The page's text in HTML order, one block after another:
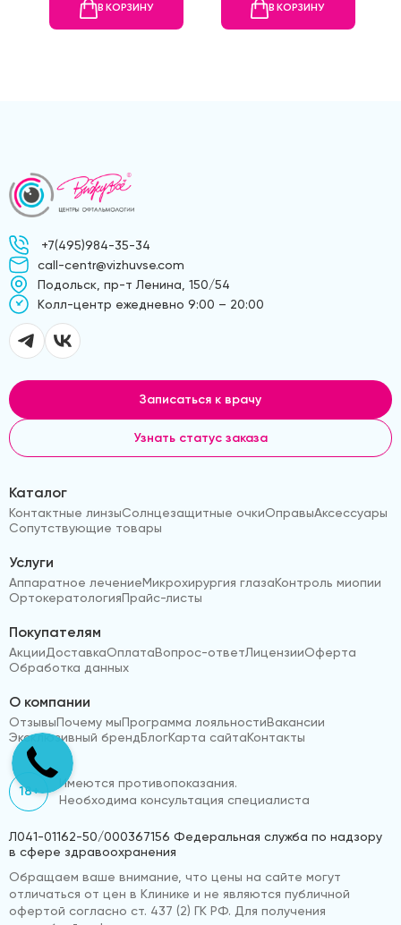
В КОРЗИНУ В КОРЗИНУ
+7(495)984-35-34
call-centr@vizhuvse.com
Подольск, пр-т Ленина, 150/54
Kолл-центр ежедневно 9:00 – 20:00
Записаться к врачу
Узнать статус заказа
Каталог
Контактные линзыСолнцезащитные очкиОправыАксессуары
Сопутствующие товары
Услуги
Аппаратное лечениеМикрохирургия глазаКонтроль миопии
ОртокератологияПрайс-листы
Покупателям
АкцииДоставкаОплатаВопрос-ответЛицензииОферта
Обработка данных
О компании
ОтзывыПочему мыПрограмма лояльностиВакансии
Эксклюзивный брендБлогКарта сайтаКонтакты
18+
Имеются противопоказания.
Необходима консультация специалиста
Л041-01162-50/000367156 Федеральная служба по надзору
в сфере здравоохранения
Обращаем ваше внимание, что цены на сайте могут
отличаться от цен в Клинике и не являются публичной
офертой согласно ст. 437 (2) ГК РФ. Для получения